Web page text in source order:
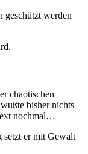
geschützt werden
chaotischen
bisher nichts
nochmal…
setzt er mit Gewalt